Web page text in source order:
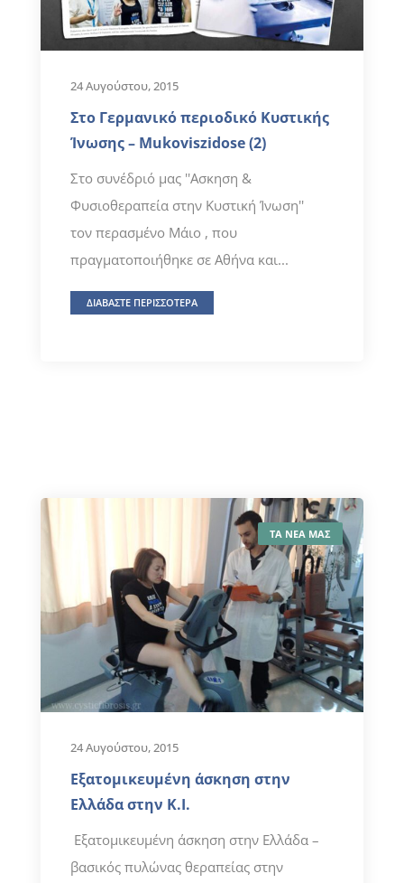
24 Αυγούστου, 2015
Στο Γερμανικό περιοδικό Κυστικής
Ίνωσης – Mukoviszidose (2)
Στο συνέδριό μας ''Ασκηση &
Φυσιοθεραπεία στην Κυστική Ίνωση''
τον περασμένο Μάιο , που
πραγματοποιήθηκε σε Αθήνα και...
ΔΙΑΒΑΣΤΕ ΠΕΡΙΣΣΟΤΕΡΑ
ΤΑ ΝΕΑ ΜΑΣ
24 Αυγούστου, 2015
Εξατομικευμένη άσκηση στην
Ελλάδα στην Κ.Ι.
Εξατομικευμένη άσκηση στην Ελλάδα –
βασικός πυλώνας θεραπείας στην